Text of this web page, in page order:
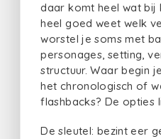
daar komt heel wat bij
heel goed weet welk
worstel je soms met
personages, setting,
structuur. Waar begin
het chronologisch of
flashbacks? De opties
De sleutel: bezint eer